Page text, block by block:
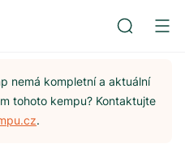
nemá kompletní a aktuální
tohoto kempu? Kontaktujte
.